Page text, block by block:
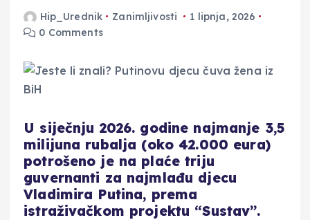
Hip_Urednik Zanimljivosti
1 lipnja, 2026
0 Comments
U siječnju 2026. godine najmanje 3,5
milijuna rubalja (oko 42.000 eura)
potrošeno je na plaće triju
guvernanti za najmlađu djecu
Vladimira Putina, prema
istraživačkom projektu “Sustav”.